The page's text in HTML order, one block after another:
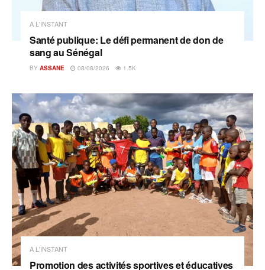
A L'INSTANT
Santé publique: Le défi permanent de don de
sang au Sénégal
BY ASSANE 08/08/2026 1.5K
A L'INSTANT
Promotion des activités sportives et éducatives